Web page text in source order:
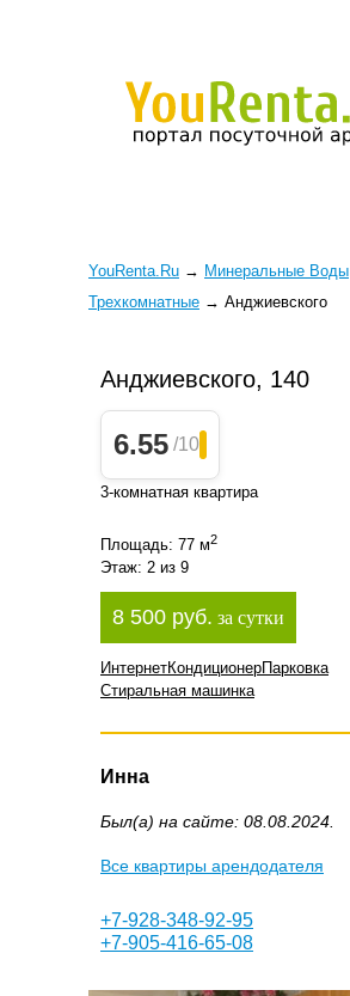
YouRenta.Ru → Минеральные Воды
Трехкомнатные → Анджиевского
Анджиевского, 140
6.55 /10
3-комнатная квартира
Площадь: 77 м2
Этаж: 2 из 9
8 500 руб. за сутки
ИнтернетКондиционерПарковка
Стиральная машинка
Инна
Был(а) на сайте: 08.08.2024.
Все квартиры арендодателя
+7-928-348-92-95
+7-905-416-65-08